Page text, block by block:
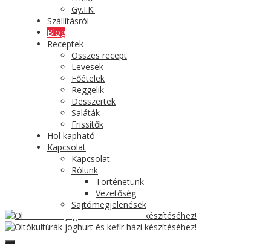
Gy.I.K.
Szállításról
Blog
Receptek
Összes recept
Levesek
Főételek
Reggelik
Desszertek
Saláták
Frissítők
Hol kapható
Kapcsolat
Kapcsolat
Rólunk
Történetünk
Vezetőség
Sajtómegjelenések